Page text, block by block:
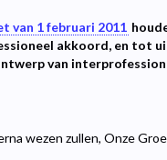
van 1 februari 2011
akkoord, en tot
van
wezen zullen, Onze